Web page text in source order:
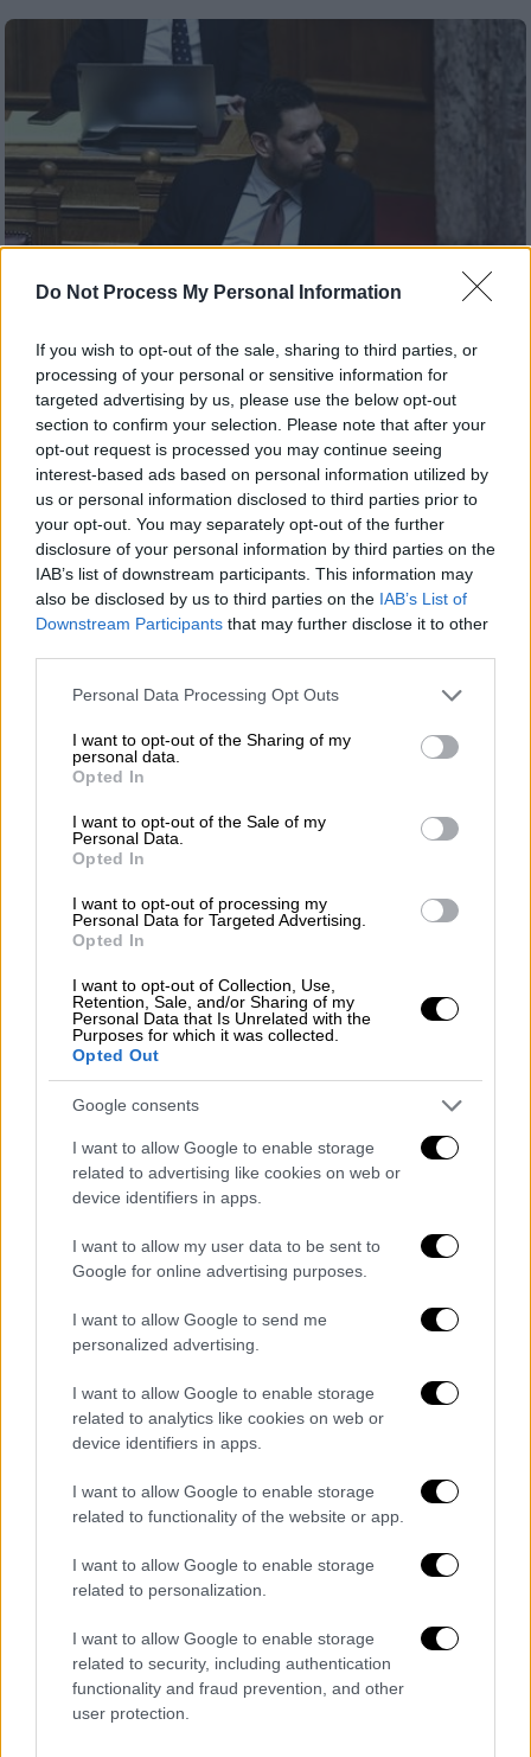
Do Not Process My Personal Information
If you wish to opt-out of the sale, sharing to third parties, or
processing of your personal or sensitive information for
targeted advertising by us, please use the below opt-out
section to confirm your selection. Please note that after your
opt-out request is processed you may continue seeing
interest-based ads based on personal information utilized by
us or personal information disclosed to third parties prior to
your opt-out. You may separately opt-out of the further
disclosure of your personal information by third parties on the
IAB’s list of downstream participants. This information may
also be disclosed by us to third parties on the IAB’s List of
Downstream Participants that may further disclose it to other
Please note that this website/app uses one or more Google
not limited to your visit or usage behaviour. You may click to
grant or deny consent to Google and its third-party tags to
use your data for below specified purposes in below Google
consent section.
Personal Data Processing Opt Outs
I want to opt-out of the Sharing of my
personal data.
Opted In
I want to opt-out of the Sale of my
Personal Data.
Opted In
I want to opt-out of processing my
Personal Data for Targeted Advertising.
Opted In
I want to opt-out of Collection, Use,
Retention, Sale, and/or Sharing of my
Personal Data that Is Unrelated with the
Purposes for which it was collected.
Opted Out
Google consents
I want to allow Google to enable storage
related to advertising like cookies on web or
device identifiers in apps.
I want to allow my user data to be sent to
Google for online advertising purposes.
I want to allow Google to send me
personalized advertising.
I want to allow Google to enable storage
related to analytics like cookies on web or
device identifiers in apps.
I want to allow Google to enable storage
related to functionality of the website or app.
I want to allow Google to enable storage
related to personalization.
I want to allow Google to enable storage
related to security, including authentication
functionality and fraud prevention, and other
user protection.
Πολιτική|15.01.2026 22:42
«Ήταν λάθος»: Η συγγνώμη Κυρανάκη
μετά τη σεξιστική επίθεση στην Πέρκα
μέσα στη Βουλή
Η γραπτή δήλωση του Κωνσταντίνου
Κυρανάκη μετά τη σεξιστική επίθεση σε
βάρος της βουλεύτριας της Νέας Αριστεράς
Αθλητισμός|15.01.2026 22:37
Euroleague: Δεν είχε Ναν και έχασε στο
Μόναχο απ' την Μπάγερν ο
Οι Πράσινοι ηττήθηκαν 85-78 απ' τους
Βαυαρούς
Κόσμος|15.01.2026 22:27
Η κεκλεισμένων των θυρών συνάντηση
του Τραμπ με τη Ματσάδο στον Λευκό
Οίκο και το «μυστήριο» με το Νόμπελ